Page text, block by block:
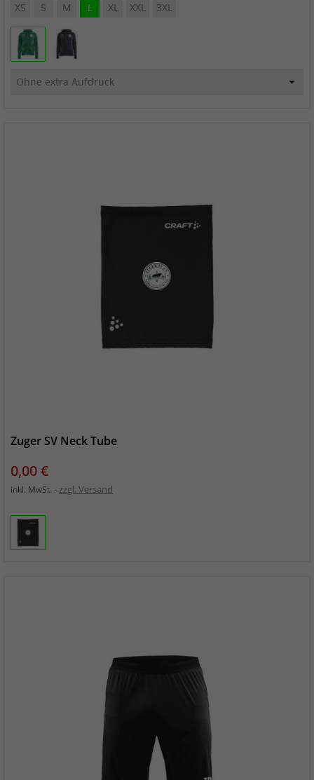
XS S M L XL XXL 3XL
Zuger SV Neck Tube
Preis
0,00 €
inkl. MwSt. zzgl. Versand